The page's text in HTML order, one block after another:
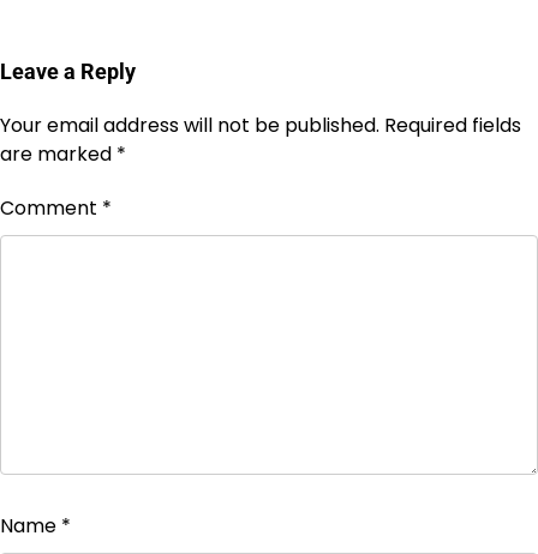
Leave a Reply
Your email address will not be published. Required fields
are marked *
Comment *
Name *